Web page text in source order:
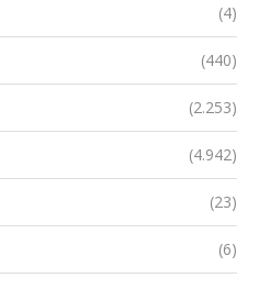
(4)
(440)
(2.253)
(4.942)
(23)
(6)